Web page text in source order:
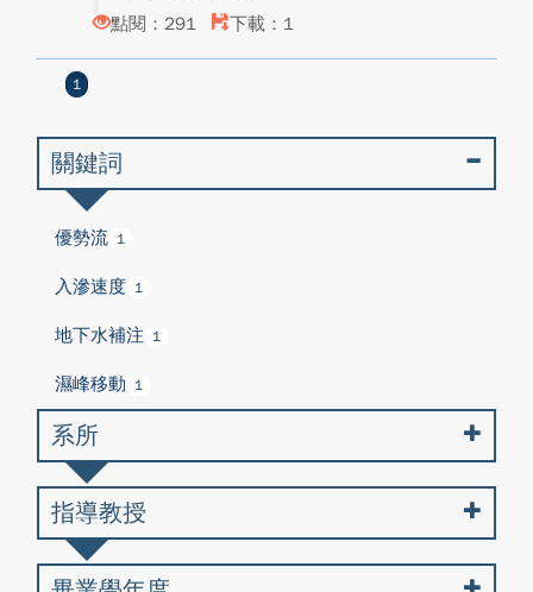
點閱：291
下載：1
1
關鍵詞
優勢流 1
入滲速度 1
地下水補注 1
濕峰移動 1
系所
指導教授